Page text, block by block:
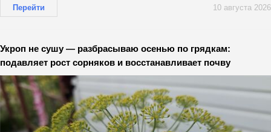
Перейти 10 августа 2026
Укроп не сушу — разбрасываю осенью по грядкам:
подавляет рост сорняков и восстанавливает почву